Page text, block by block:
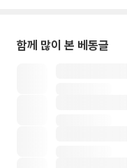
함께 많이 본 베동글